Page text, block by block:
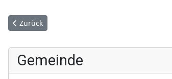
Vorheriger Beitrag: Der moderne Priesterdienst
Zurück
Gemeinde